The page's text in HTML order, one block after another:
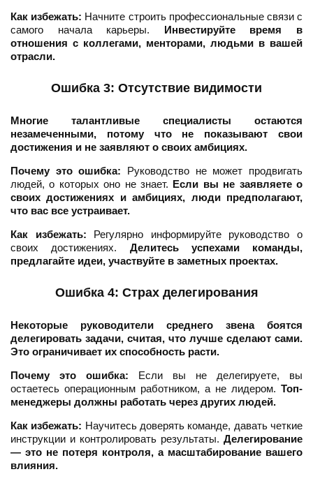
Как избежать: Начните строить профессиональные связи с
самого начала карьеры. Инвестируйте время в
отношения с коллегами, менторами, людьми в вашей
отрасли.
Ошибка 3: Отсутствие видимости
Многие талантливые специалисты остаются
незамеченными, потому что не показывают свои
достижения и не заявляют о своих амбициях.
Почему это ошибка: Руководство не может продвигать
людей, о которых оно не знает. Если вы не заявляете о
своих достижениях и амбициях, люди предполагают,
что вас все устраивает.
Как избежать: Регулярно информируйте руководство о
своих достижениях. Делитесь успехами команды,
предлагайте идеи, участвуйте в заметных проектах.
Ошибка 4: Страх делегирования
Некоторые руководители среднего звена боятся
делегировать задачи, считая, что лучше сделают сами.
Это ограничивает их способность расти.
Почему это ошибка: Если вы не делегируете, вы
остаетесь операционным работником, а не лидером. Топ-
менеджеры должны работать через других людей.
Как избежать: Научитесь доверять команде, давать четкие
инструкции и контролировать результаты. Делегирование
— это не потеря контроля, а масштабирование вашего
влияния.